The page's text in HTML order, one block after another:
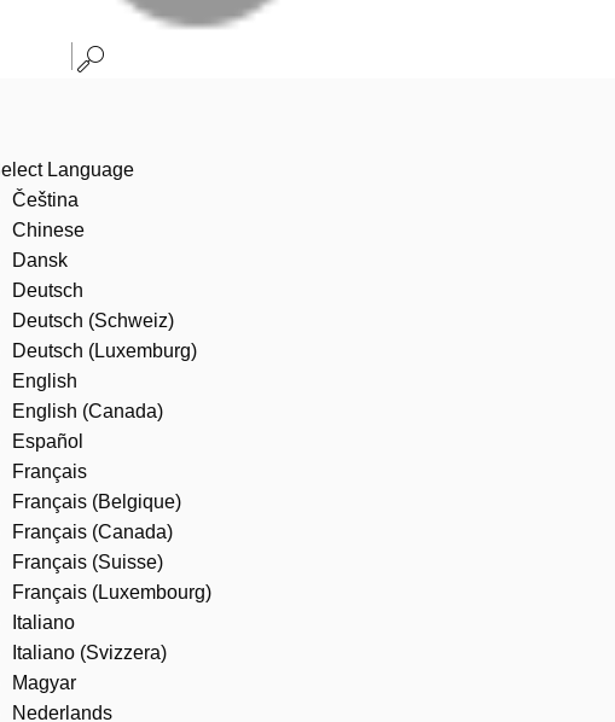
Language
Čeština
Chinese
Dansk
Deutsch
Deutsch (Schweiz)
Deutsch (Luxemburg)
English
English (Canada)
Español
Français
Français (Belgique)
Français (Canada)
Français (Suisse)
Français (Luxembourg)
Italiano
Italiano (Svizzera)
Magyar
Nederlands